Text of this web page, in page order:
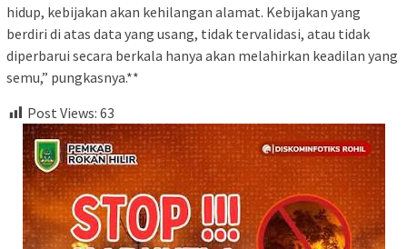
hidup, kebijakan akan kehilangan alamat. Kebijakan yang
berdiri di atas data yang usang, tidak tervalidasi, atau tidak
diperbarui secara berkala hanya akan melahirkan keadilan yang
semu,” pungkasnya.**
Post Views: 63